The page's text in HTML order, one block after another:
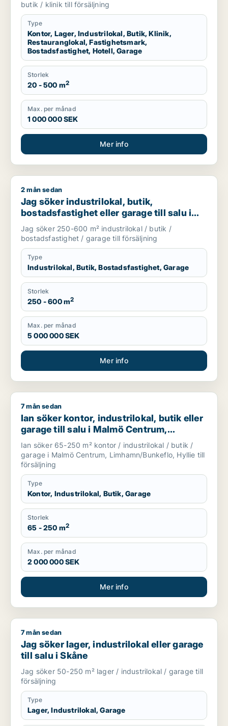
butik / klinik till försäljning
Type
Kontor, Lager, Industrilokal, Butik, Klinik,
Restauranglokal, Fastighetsmark,
Bostadsfastighet, Hotell, Garage
Storlek
20 - 500 m2
Max. per månad
1 000 000 SEK
Mer info
Jag söker industrilokal, butik, bostadsfastighet eller garage
2 mån sedan
Jag söker industrilokal, butik,
bostadsfastighet eller garage till salu i
Skåne
Jag söker 250-600 m² industrilokal / butik /
bostadsfastighet / garage till försäljning
Type
Industrilokal, Butik, Bostadsfastighet, Garage
Storlek
250 - 600 m2
Max. per månad
5 000 000 SEK
Mer info
Ian söker kontor, industrilokal, butik eller garage till salu i
7 mån sedan
Ian söker kontor, industrilokal, butik eller
garage till salu i Malmö Centrum,
Limhamn/Bunkeflo eller Hyllie
Ian söker 65-250 m² kontor / industrilokal / butik /
garage i Malmö Centrum, Limhamn/Bunkeflo, Hyllie till
försäljning
Type
Kontor, Industrilokal, Butik, Garage
Storlek
65 - 250 m2
Max. per månad
2 000 000 SEK
Mer info
Jag söker lager, industrilokal eller garage till salu i Skåne
7 mån sedan
Jag söker lager, industrilokal eller garage
till salu i Skåne
Jag söker 50-250 m² lager / industrilokal / garage till
försäljning
Type
Lager, Industrilokal, Garage